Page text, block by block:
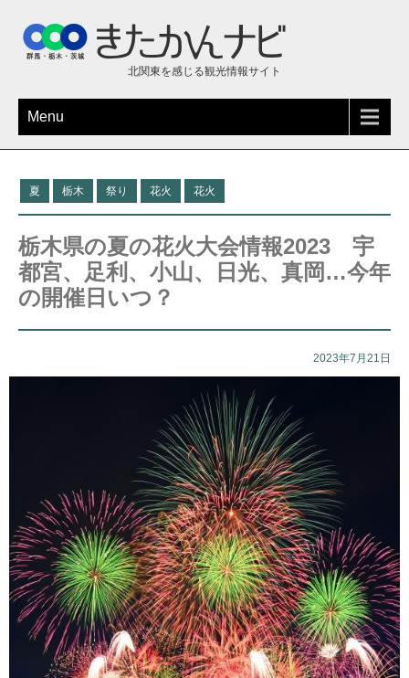
北関東を感じる観光情報サイト
Menu
夏 栃木 祭り 花火 花火
栃木県の夏の花火大会情報2023 宇
都宮、足利、小山、日光、真岡…今年
の開催日いつ？
2023年7月21日